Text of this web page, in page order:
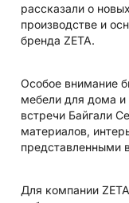
рассказали о
производстве и
бренда ZETA.
Особое внимание
мебели для дома и
встречи Байгали
материалов,
представленными
Для компании